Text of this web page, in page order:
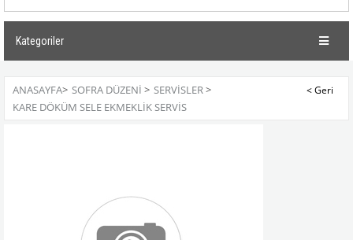
Kategoriler
ANASAYFA> SOFRA DÜZENI > SERVISLER>
KARE DÖKÜM SELE EKMEKLIK SERVIS